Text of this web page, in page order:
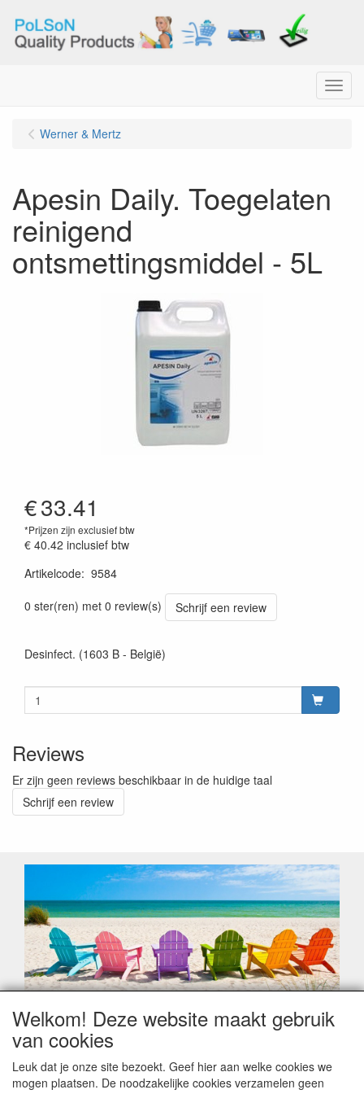
Menu
Werner & Mertz
Apesin Daily. Toegelaten
reinigend
ontsmettingsmiddel - 5L
€33.41
*Prijzen zijn exclusief btw
€ 40.42 inclusief btw
Artikelcode: 9584
0 ster(ren) met 0 review(s)
Schrijf een review
Desinfect. (1603 B - België)
Reviews
Er zijn geen reviews beschikbaar in de huidige taal
Schrijf een review
Geachte klant,
Zoals elk jaar zorgt de verlofperiode, naast een hoop
leveringsproblemen.
Sommige fabrikanten sluiten of werken met een
Welkom! Deze website maakt gebruik
van cookies
Leuk dat je onze site bezoekt. Geef hier aan welke cookies we
mogen plaatsen. De noodzakelijke cookies verzamelen geen